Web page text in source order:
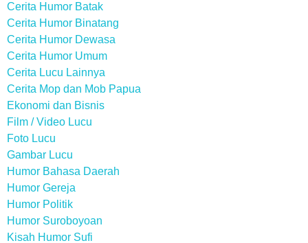
Cerita Humor Batak
Cerita Humor Binatang
Cerita Humor Dewasa
Cerita Humor Umum
Cerita Lucu Lainnya
Cerita Mop dan Mob Papua
Ekonomi dan Bisnis
Film / Video Lucu
Foto Lucu
Gambar Lucu
Humor Bahasa Daerah
Humor Gereja
Humor Politik
Humor Suroboyoan
Kisah Humor Sufi